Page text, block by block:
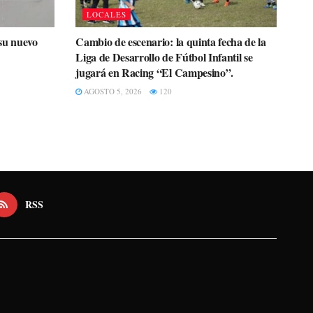
nuevo
LOCALES
Cambio de escenario: la quinta fecha de la
Liga de Desarrollo de Fútbol Infantil se
jugará en Racing “El Campesino”.
AGOSTO 5, 2026 120
RSS